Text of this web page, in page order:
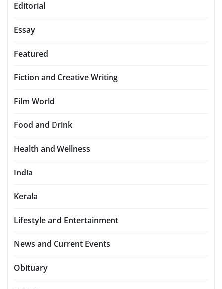
Editorial
Essay
Featured
Fiction and Creative Writing
Film World
Food and Drink
Health and Wellness
India
Kerala
Lifestyle and Entertainment
News and Current Events
Obituary